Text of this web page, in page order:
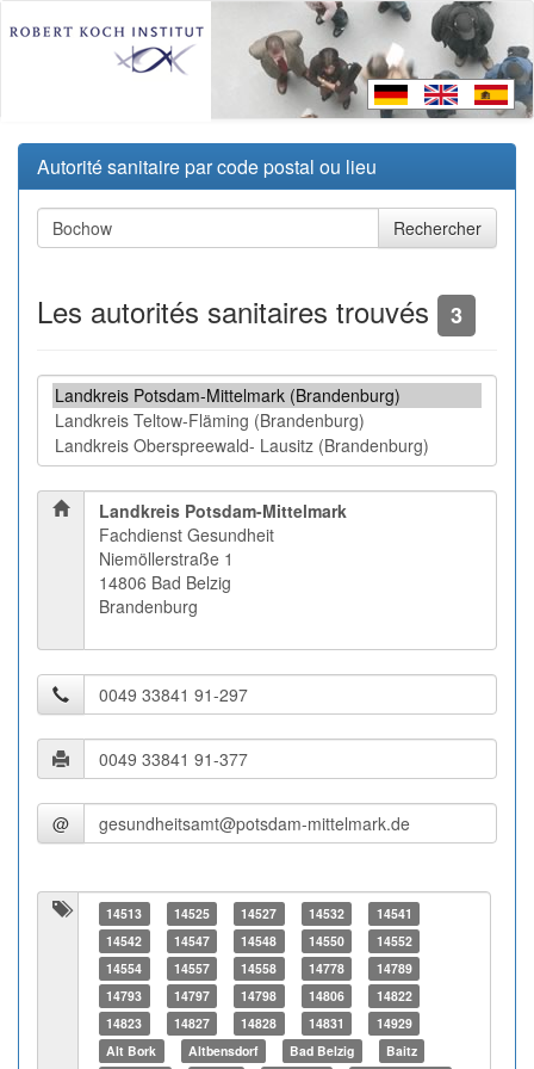
Autorité sanitaire par code postal ou lieu
Les autorités sanitaires trouvés 3
Landkreis Potsdam-Mittelmark
Fachdienst Gesundheit
Niemöllerstraße 1
14806 Bad Belzig
Brandenburg
@
14513 14525 14527 14532
14541
14542
14547 14548 14550
14552
14554
14557 14558 14778
14789
14793
14797 14798 14806
14822
14823
14827 14828 14831
14929
Alt Bork
Altbensdorf Bad Belzig Baitz